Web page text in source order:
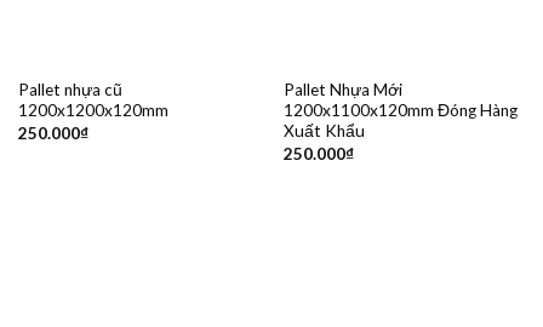
Pallet nhựa cũ
1200x1200x120mm
250.000₫
Pallet Nhựa Mới
1200x1100x120mm Đóng Hàng
Xuất Khẩu
250.000₫